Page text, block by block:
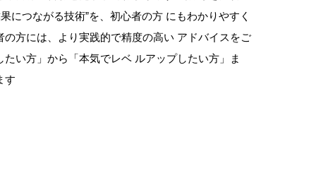
につながる技術”を、初心者の方 にもわかりやすく
方には、より実践的で精度の高い アドバイスをご
い方」から「本気でレベ ルアップしたい方」ま
す